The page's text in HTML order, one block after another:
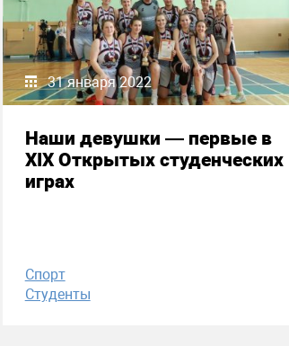
31 января 2022
Наши девушки — первые в
XIX Открытых студенческих
играх
Спорт
Студенты